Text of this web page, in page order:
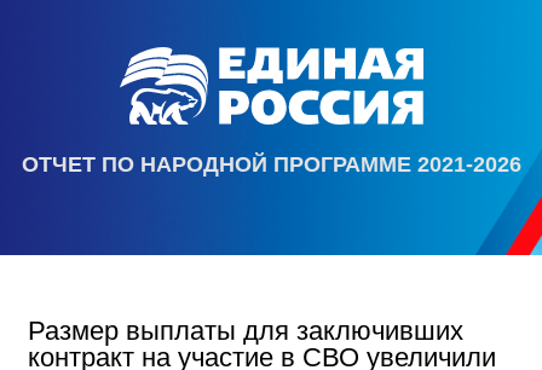
ОТЧЕТ ПО НАРОДНОЙ ПРОГРАММЕ 2021-2026
Размер выплаты для заключивших
контракт на участие в СВО увеличили